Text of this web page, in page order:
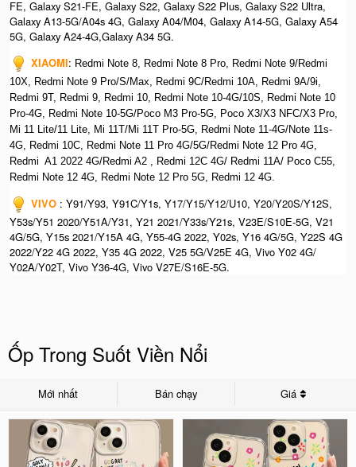
FE, Galaxy S21-FE, Galaxy S22, Galaxy S22 Plus, Galaxy S22 Ultra,
Galaxy A13-5G/A04s 4G, Galaxy A04/M04, Galaxy A14-5G, Galaxy A54
5G, Galaxy A24-4G,Galaxy A34 5G.
XIAOMI: Redmi Note 8, Redmi Note 8 Pro, Redmi Note 9/Redmi
10X, Redmi Note 9 Pro/S/Max, Redmi 9C/Redmi 10A, Redmi 9A/9i,
Redmi 9T, Redmi 9, Redmi 10, Redmi Note 10-4G/10S, Redmi Note 10
Pro-4G, Redmi Note 10-5G/Poco M3 Pro-5G, Poco X3/X3 NFC/X3 Pro,
Mi 11 Lite/11 Lite, Mi 11T/Mi 11T Pro-5G, Redmi Note 11-4G/Note 11s-
4G, Redmi 10C, Redmi Note 11 Pro 4G/5G/Redmi Note 12 Pro 4G,
Redmi A1 2022 4G/Redmi A2 , Redmi 12C 4G/ Redmi 11A/ Poco C55,
Redmi Note 12 4G, Redmi Note 12 Pro 5G, Redmi 12 4G.
VIVO : Y91/Y93, Y91C/Y1s, Y17/Y15/Y12/U10, Y20/Y20S/Y12S,
Y53s/Y51 2020/Y51A/Y31, Y21 2021/Y33s/Y21s, V23E/S10E-5G, V21
4G/5G, Y15s 2021/Y15A 4G, Y55-4G 2022, Y02s, Y16 4G/5G, Y22S 4G
2022/Y22 4G 2022, Y35 4G 2022, V25 5G/V25E 4G, Vivo Y02 4G/
Y02A/Y02T, Vivo Y36-4G, Vivo V27E/S16E-5G.
Ốp Trong Suốt Viền Nổi
Mới nhất Bán chạy Giá